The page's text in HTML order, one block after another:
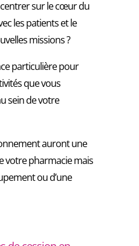
sur le cœur du
les patients et le
missions ?
particulière pour
que vous
sein de votre
auront une
votre pharmacie mais
ou d’une